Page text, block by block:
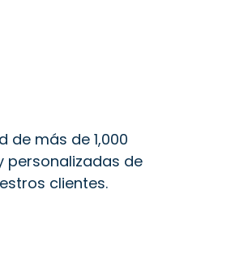
más de 1,000
personalizadas de
clientes.